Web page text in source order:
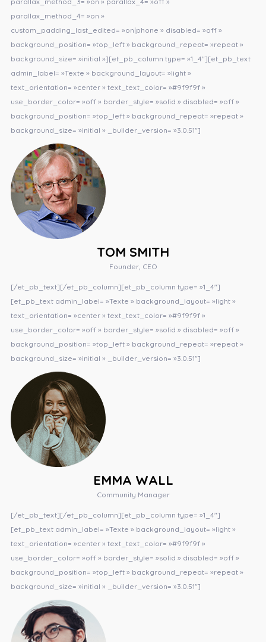
parallax_method_4= »on »
custom_padding_last_edited= »on|phone » disabled= »off »
background_position= »top_left » background_repeat= »repeat »
background_size= »initial »][et_pb_column type= »1_4″][et_pb_text
admin_label= »Texte » background_layout= »light »
text_orientation= »center » text_text_color= »#9f9f9f »
use_border_color= »off » border_style= »solid » disabled= »off »
background_position= »top_left » background_repeat= »repeat »
background_size= »initial » _builder_version= »3.0.51″]
TOM SMITH
Founder, CEO
[/et_pb_text][/et_pb_column][et_pb_column type= »1_4″]
[et_pb_text admin_label= »Texte » background_layout= »light »
text_orientation= »center » text_text_color= »#9f9f9f »
use_border_color= »off » border_style= »solid » disabled= »off »
background_position= »top_left » background_repeat= »repeat »
background_size= »initial » _builder_version= »3.0.51″]
EMMA WALL
Community Manager
[/et_pb_text][/et_pb_column][et_pb_column type= »1_4″]
[et_pb_text admin_label= »Texte » background_layout= »light »
text_orientation= »center » text_text_color= »#9f9f9f »
use_border_color= »off » border_style= »solid » disabled= »off »
background_position= »top_left » background_repeat= »repeat »
background_size= »initial » _builder_version= »3.0.51″]